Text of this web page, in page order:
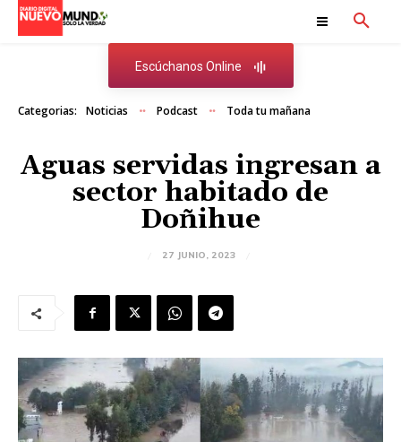
Escúchanos Online
Categorias: Noticias Podcast Toda tu mañana
Aguas servidas ingresan a
sector habitado de
Doñihue
27 JUNIO, 2023